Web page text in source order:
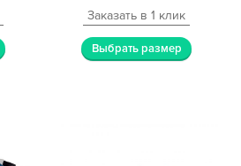
Заказать в 1 клик
Выбрать размер